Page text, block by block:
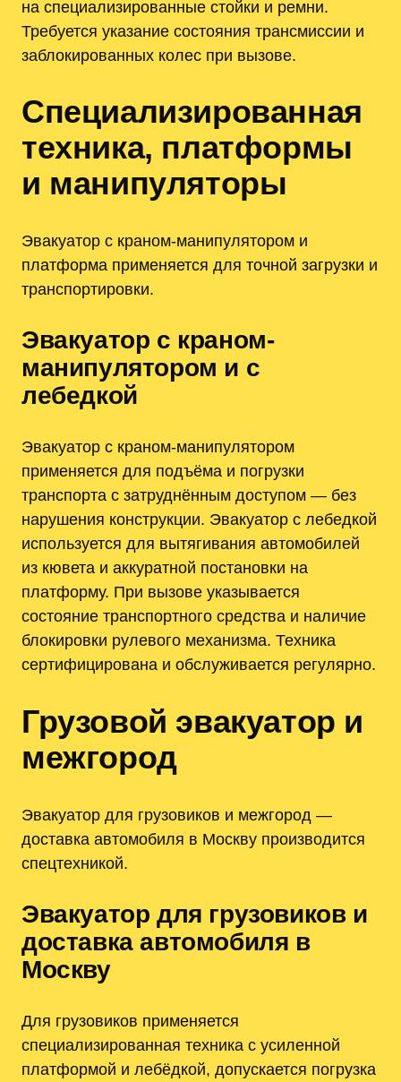
на специализированные стойки и ремни.
Требуется указание состояния трансмиссии и
заблокированных колес при вызове.
Специализированная
техника, платформы
и манипуляторы
Эвакуатор с краном-манипулятором и
платформа применяется для точной загрузки и
транспортировки.
Эвакуатор с краном-
манипулятором и с
лебедкой
Эвакуатор с краном-манипулятором
применяется для подъёма и погрузки
транспорта с затруднённым доступом — без
нарушения конструкции. Эвакуатор с лебедкой
используется для вытягивания автомобилей
из кювета и аккуратной постановки на
платформу. При вызове указывается
состояние транспортного средства и наличие
блокировки рулевого механизма. Техника
сертифицирована и обслуживается регулярно.
Грузовой эвакуатор и
межгород
Эвакуатор для грузовиков и межгород —
доставка автомобиля в Москву производится
спецтехникой.
Эвакуатор для грузовиков и
доставка автомобиля в
Москву
Для грузовиков применяется
специализированная техника с усиленной
платформой и лебёдкой, допускается погрузка